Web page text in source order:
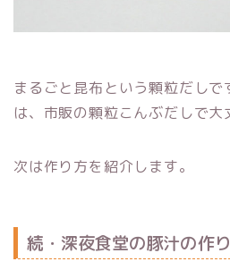
まるごと昆布という顆粒だし
は、市販の顆粒こんぶだしで大
次は作り方を紹介します。
続・深夜食堂の豚汁の作